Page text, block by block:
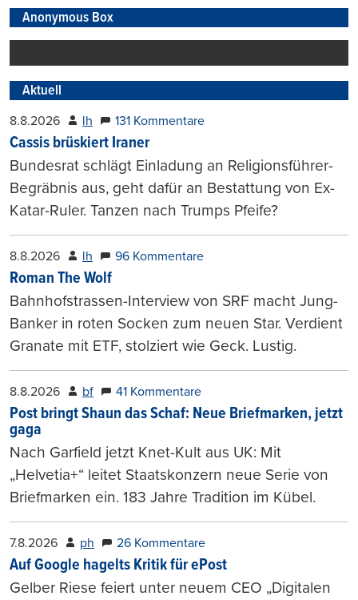
Anonymous Box
Aktuell
8.8.2026 lh 131 Kommentare
Cassis brüskiert Iraner
Bundesrat schlägt Einladung an Religionsführer-
Begräbnis aus, geht dafür an Bestattung von Ex-
Katar-Ruler. Tanzen nach Trumps Pfeife?
8.8.2026 lh 96 Kommentare
Roman The Wolf
Bahnhofstrassen-Interview von SRF macht Jung-
Banker in roten Socken zum neuen Star. Verdient
Granate mit ETF, stolziert wie Geck. Lustig.
8.8.2026 bf 41 Kommentare
Post bringt Shaun das Schaf: Neue Briefmarken, jetzt
gaga
Nach Garfield jetzt Knet-Kult aus UK: Mit
„Helvetia+“ leitet Staatskonzern neue Serie von
Briefmarken ein. 183 Jahre Tradition im Kübel.
7.8.2026 ph 26 Kommentare
Auf Google hagelts Kritik für ePost
Gelber Riese feiert unter neuem CEO „Digitalen